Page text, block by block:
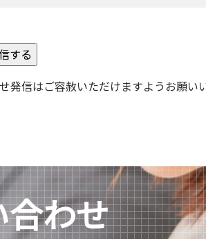
信はご容赦いただけますようお願い
わせ